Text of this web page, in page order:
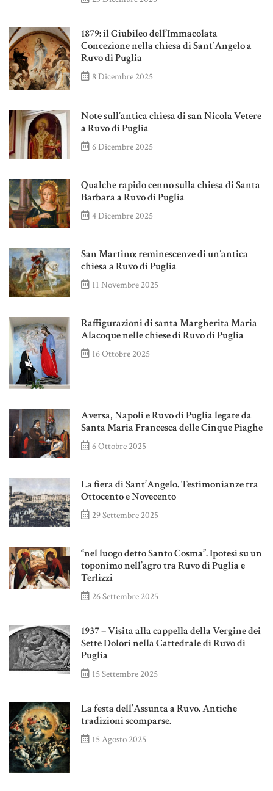
1879: il Giubileo dell’Immacolata
Concezione nella chiesa di Sant’Angelo a
Ruvo di Puglia
8 Dicembre 2025
Note sull’antica chiesa di san Nicola Vetere
a Ruvo di Puglia
6 Dicembre 2025
Qualche rapido cenno sulla chiesa di Santa
Barbara a Ruvo di Puglia
4 Dicembre 2025
San Martino: reminescenze di un’antica
chiesa a Ruvo di Puglia
11 Novembre 2025
Raffigurazioni di santa Margherita Maria
Alacoque nelle chiese di Ruvo di Puglia
16 Ottobre 2025
Aversa, Napoli e Ruvo di Puglia legate da
Santa Maria Francesca delle Cinque Piaghe
6 Ottobre 2025
La fiera di Sant’Angelo. Testimonianze tra
Ottocento e Novecento
29 Settembre 2025
“nel luogo detto Santo Cosma”. Ipotesi su un
toponimo nell’agro tra Ruvo di Puglia e
Terlizzi
26 Settembre 2025
1937 – Visita alla cappella della Vergine dei
Sette Dolori nella Cattedrale di Ruvo di
Puglia
15 Settembre 2025
La festa dell’Assunta a Ruvo. Antiche
tradizioni scomparse.
15 Agosto 2025